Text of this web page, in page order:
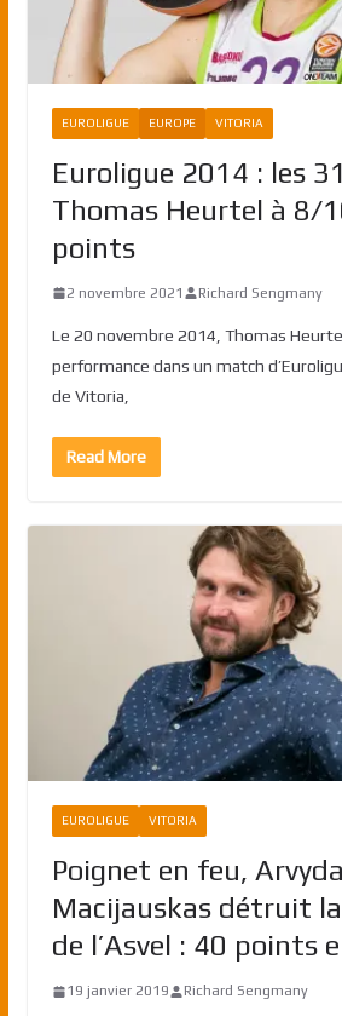
EUROLIGUE EUROPE VITORIA
Euroligue 2014 : les
Thomas Heurtel à 8/
points
2 novembre 2021 Richard Sengmany
Le 20 novembre 2014, Thomas
performance dans un match
de Vitoria,
Read More
EUROLIGUE VITORIA
Poignet en feu,
Macijauskas détruit
de l’Asvel : 40 points
19 janvier 2019 Richard Sengmany